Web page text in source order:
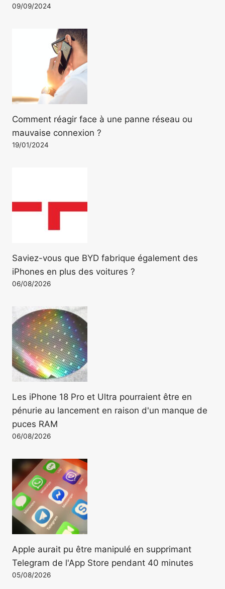
09/09/2024
Comment réagir face à une panne réseau ou
mauvaise connexion ?
19/01/2024
Saviez-vous que BYD fabrique également des
iPhones en plus des voitures ?
06/08/2026
Les iPhone 18 Pro et Ultra pourraient être en
pénurie au lancement en raison d'un manque de
puces RAM
06/08/2026
Apple aurait pu être manipulé en supprimant
Telegram de l'App Store pendant 40 minutes
05/08/2026